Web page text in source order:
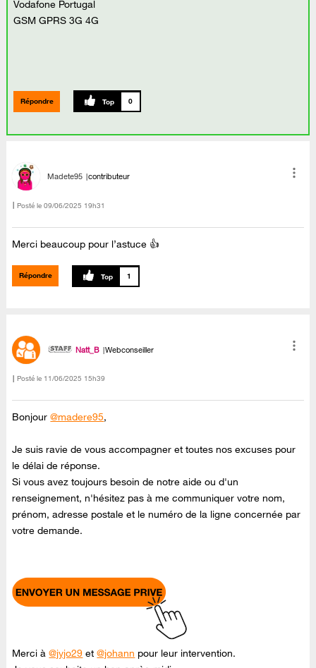
Vodafone Portugal
GSM GPRS 3G 4G
Répondre 0
Madete95 contributeur
Posté le ‎09/06/2025 19h31
Merci beaucoup pour l’astuce 👍
Répondre 1
Natt_B Webconseiller
Posté le ‎11/06/2025 15h39
Bonjour@madere95,
Je suis ravie de vous accompagner et toutes nos excuses pour
le délai de réponse.
Si vous avez toujours besoin de notre aide ou d'un
renseignement, n'hésitez pas à me communiquer votre nom,
prénom, adresse postale et le numéro de la ligne concernée par
votre demande.
Merci à@jyjo29 et@johann pour leur intervention.